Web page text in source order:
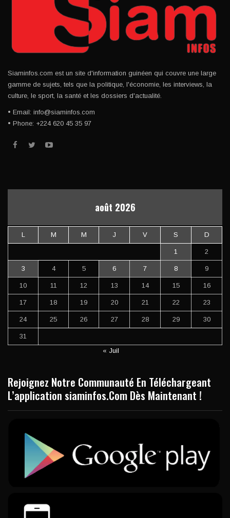
Siaminfos.com est un site d'information guinéen qui couvre une large
gamme de sujets, tels que la politique, l'économie, les interviews, la
culture, le sport, la santé et les dossiers d'actualité.
• Email: info@siaminfos.com
• Phone: +224 620 45 35 97
août 2026
L M M J V S D
1 2
3 4 5 6 7 8 9
10 11 12 13 14 15 16
17 18 19 20 21 22 23
24 25 26 27 28 29 30
31
« Juil
Rejoignez Notre Communauté En Téléchargeant
L’application siaminfos.Com Dès Maintenant !